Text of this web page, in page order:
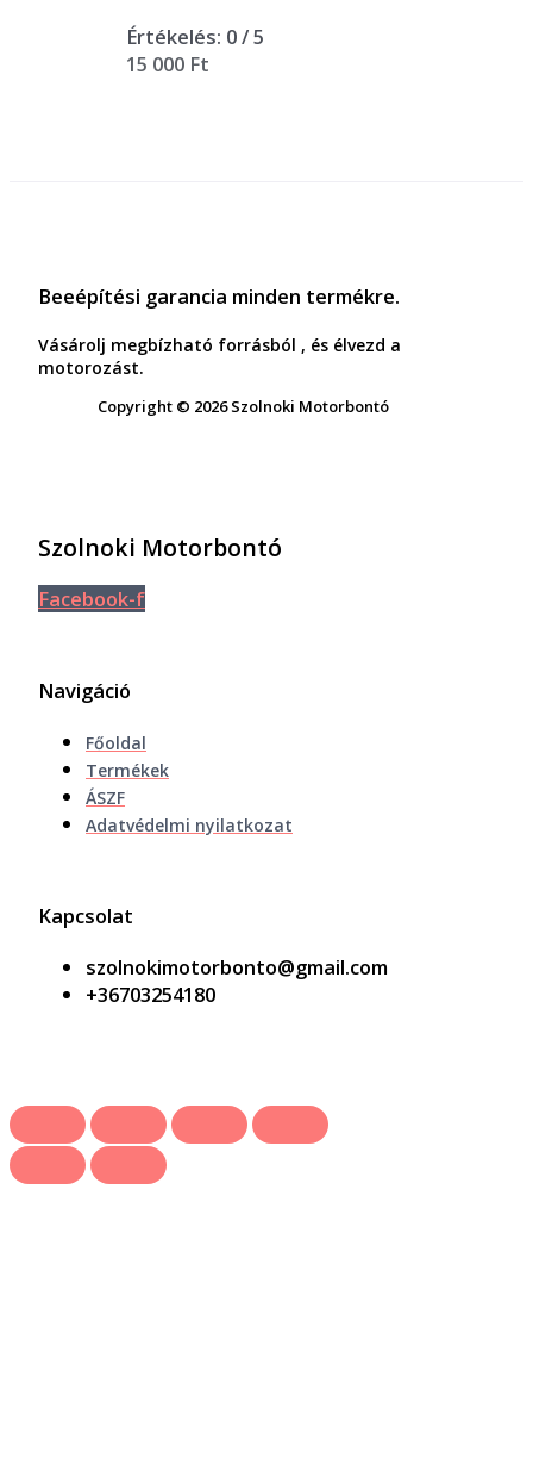
Értékelés: 0/ 5
15 000 Ft
Beeépítési garancia minden termékre.
Vásárolj megbízható forrásból , és élvezd a
motorozást.
Copyright © 2026 Szolnoki Motorbontó
Szolnoki Motorbontó
Facebook-f
Navigáció
Főoldal
Termékek
ÁSZF
Adatvédelmi nyilatkozat
Kapcsolat
szolnokimotorbonto@gmail.com
+36703254180